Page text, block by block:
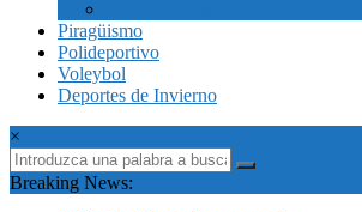
Piragüismo
Polideportivo
Voleybol
Deportes de Invierno
×
Breaking News: